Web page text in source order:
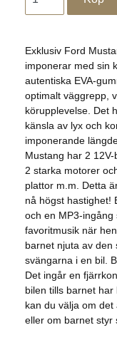
Exklusiv Ford
imponerar med sin
autentiska EVA-
optimalt väggrepp,
körupplevelse. Det
känsla av lyx och
imponerande
Mustang har 2
2 starka motorer
plattor m.m. Detta
nå högst hastighet!
och en MP3-ingång
favoritmusik när
barnet njuta av den
svängarna i en bil.
Det ingår en
bilen tills barnet
kan du välja om
eller om barnet styr